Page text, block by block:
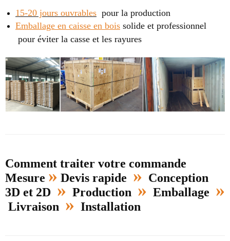
15-20 jours ouvrables pour la production
Emballage en caisse en bois solide et professionnel
pour éviter la casse et les rayures
Comment traiter votre commande
Mesure » Devis rapide » Conception
3D et 2D » Production » Emballage »
Livraison » Installation